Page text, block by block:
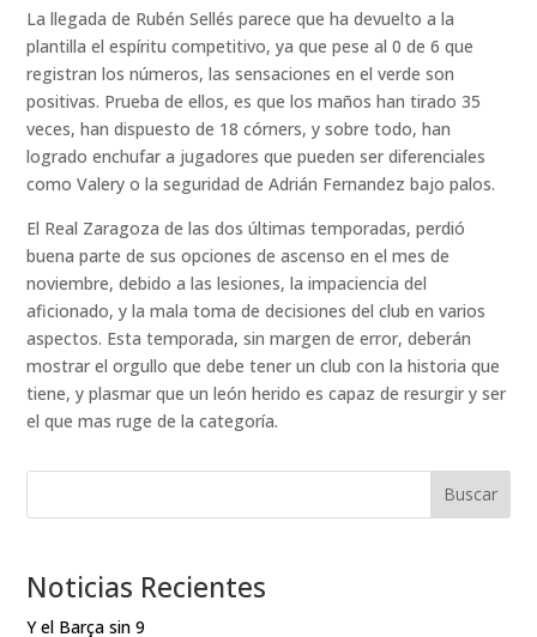
La llegada de Rubén Sellés parece que ha devuelto a la
plantilla el espíritu competitivo, ya que pese al 0 de 6 que
registran los números, las sensaciones en el verde son
positivas. Prueba de ellos, es que los maños han tirado 35
veces, han dispuesto de 18 córners, y sobre todo, han
logrado enchufar a jugadores que pueden ser diferenciales
como Valery o la seguridad de Adrián Fernandez bajo palos.
El Real Zaragoza de las dos últimas temporadas, perdió
buena parte de sus opciones de ascenso en el mes de
noviembre, debido a las lesiones, la impaciencia del
aficionado, y la mala toma de decisiones del club en varios
aspectos. Esta temporada, sin margen de error, deberán
mostrar el orgullo que debe tener un club con la historia que
tiene, y plasmar que un león herido es capaz de resurgir y ser
el que mas ruge de la categoría.
Buscar
Noticias Recientes
Y el Barça sin 9